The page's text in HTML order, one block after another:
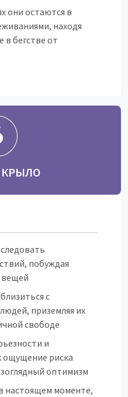
они остаются в
находя
в бегстве от
КРЫЛО
побуждая
вещей
с
приземляя их
свободе
и
ощущение риска
оптимизм
настоящем моменте,